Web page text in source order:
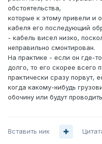
обстоятельства,
которые к этому привели и
кабеля его последующий
- кабель висел низко,
неправильно смонтирован.
На практике - если он где-
долго, то его скорее всего
практически сразу порвут,
когда какому-нибудь
обочину или будут
Вставить ник